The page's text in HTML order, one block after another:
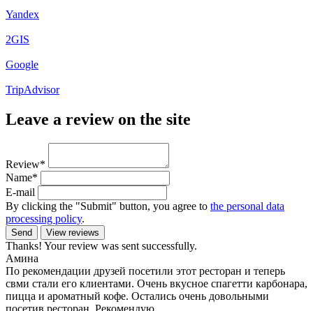
Yandex
2GIS
Google
TripAdvisor
Leave a review on the site
Review*
Name*
E-mail
By clicking the "Submit" button, you agree to the personal data
processing policy.
Send View reviews
Thanks! Your review was sent successfully.
Амина
По рекомендации друзей посетили этот ресторан и теперь
свми стали его клиентами. Очень вкусное спагетти карбонара,
пицца и ароматный кофе. Остались очень довольными
посетив ресторан. Рекомендую.